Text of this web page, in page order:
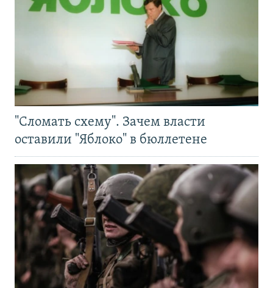
"Сломать схему". Зачем власти
оставили "Яблоко" в бюллетене